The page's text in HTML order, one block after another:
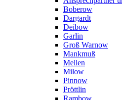
Boberow
Dargardt
Deibow
Garlin
Groß Warnow
Mankmuß
Mellen
Milow
Pinnow
Pröttlin
Rambow